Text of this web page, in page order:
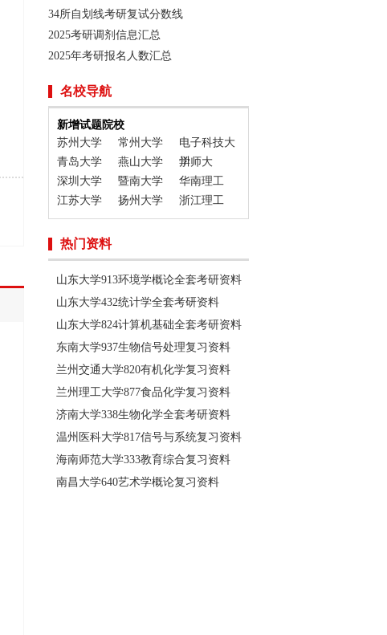
34所自划线考研复试分数线
2025考研调剂信息汇总
2025年考研报名人数汇总
名校导航
新增试题院校
苏州大学
常州大学
电子科技大
学
青岛大学 燕山大学
川师大
深圳大学
暨南大学
华南理工
江苏大学
扬州大学 浙江理工
热门资料
山东大学913环境学概论全套考研资料
山东大学432统计学全套考研资料
山东大学824计算机基础全套考研资料
东南大学937生物信号处理复习资料
兰州交通大学820有机化学复习资料
兰州理工大学877食品化学复习资料
济南大学338生物化学全套考研资料
温州医科大学817信号与系统复习资料
海南师范大学333教育综合复习资料
南昌大学640艺术学概论复习资料